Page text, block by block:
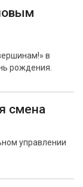
в
рождения.
смена
управлении